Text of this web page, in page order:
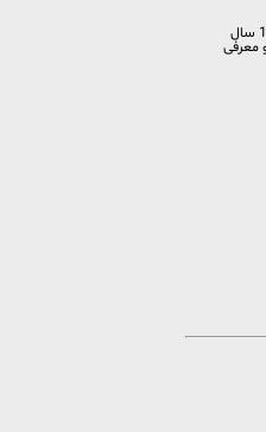
خرید الماس ایمو با تحویل فوری از فروشگاه‌های معتبر. با بیش از 10 سال
معرفی